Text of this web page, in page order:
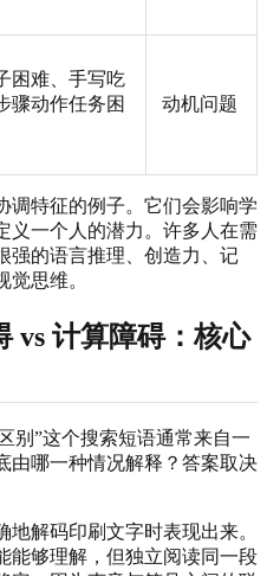
困难、手写吃
骤动作任务困
动机问题
调特征的例子。它们会影响学
义一个人的潜力。许多人在需
强的语言推理、创造力、记
思维。
vs 计算障碍：核心
别”这个搜索短语通常来自一
由哪一种情况解释？答案取决
解码印刷文字时表现出来。
能够理解，但独立阅读同一段